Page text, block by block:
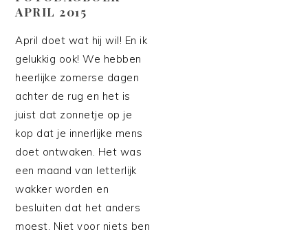
APRIL 2015
April doet wat hij wil! En ik
gelukkig ook! We hebben
heerlijke zomerse dagen
achter de rug en het is
juist dat zonnetje op je
kop dat je innerlijke mens
doet ontwaken. Het was
een maand van letterlijk
wakker worden en
besluiten dat het anders
moest. Niet voor niets ben